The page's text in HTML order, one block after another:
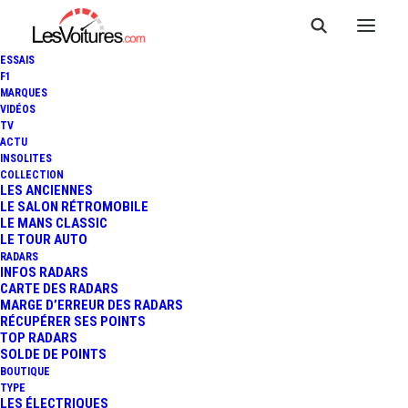
ESSAIS
F1
MARQUES
VIDÉOS
TV
ACTU
INSOLITES
COLLECTION
LES ANCIENNES
LE SALON RÉTROMOBILE
LE MANS CLASSIC
LE TOUR AUTO
RADARS
INFOS RADARS
CARTE DES RADARS
MARGE D’ERREUR DES RADARS
RÉCUPÉRER SES POINTS
TOP RADARS
SOLDE DE POINTS
BOUTIQUE
TYPE
LES ÉLECTRIQUES
7 mars 2014
KOENIGSEGG ONE: 1: LA